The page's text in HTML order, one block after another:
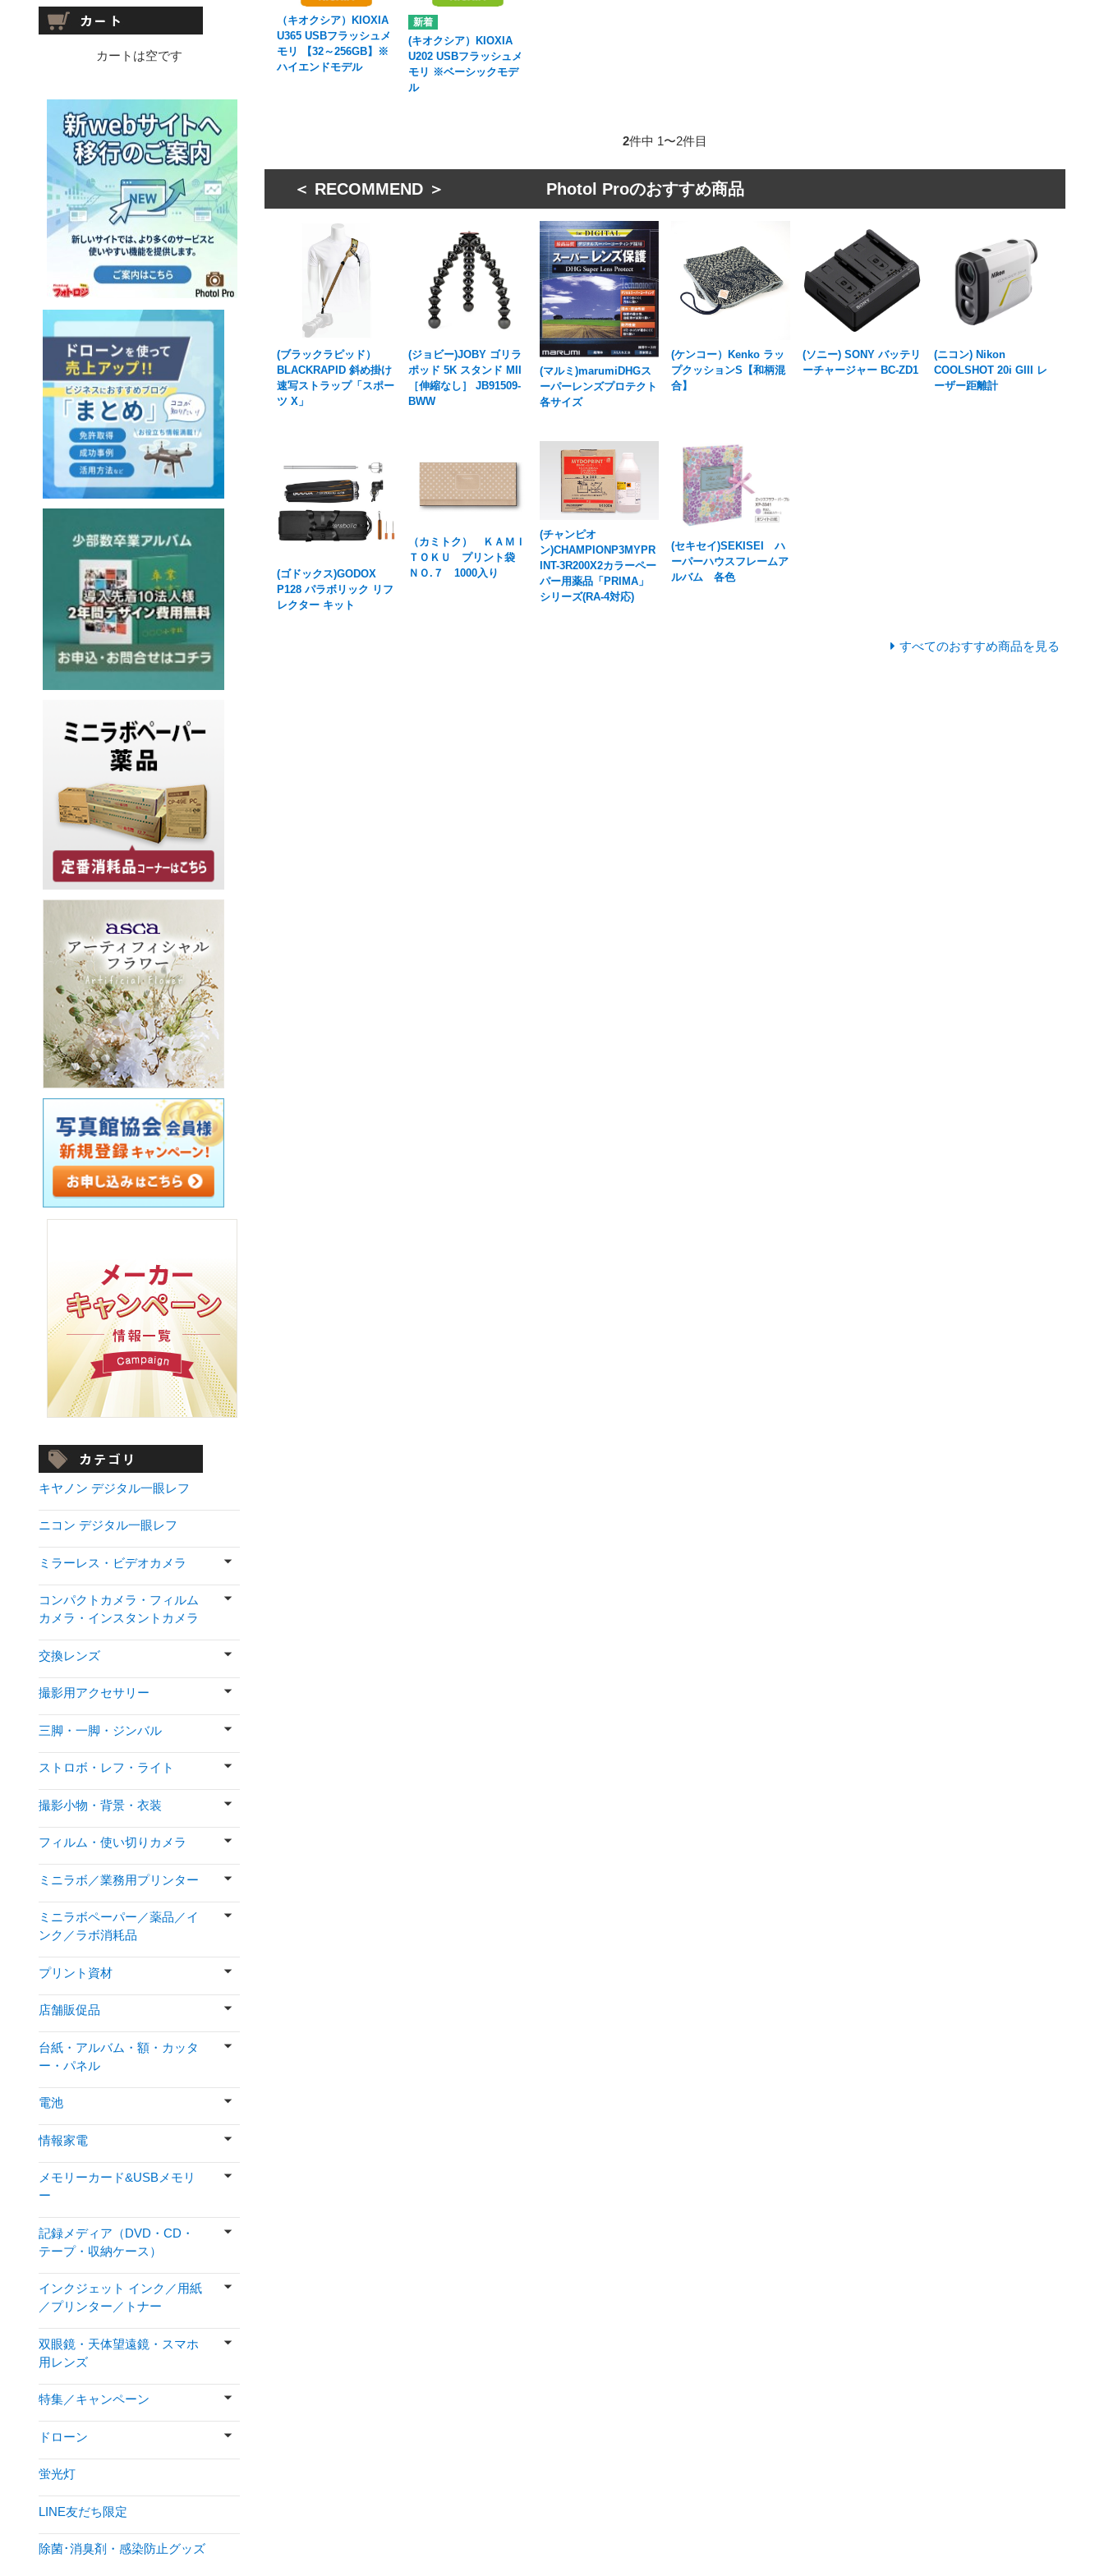
（キオクシア）KIOXIA
U365 USBフラッシュメ
モリ 【32～256GB】※
ハイエンドモデル
(キオクシア）KIOXIA
U202 USBフラッシュメ
モリ ※ベーシックモデ
ル
2件中 1〜2件目
＜ RECOMMEND ＞ Photol Proのおすすめ商品
(ブラックラピッド）
BLACKRAPID 斜め掛け
速写ストラップ「スポー
ツ X」
(ジョビー)JOBY ゴリラ
ポッド 5K スタンド MII
［伸縮なし］ JB91509-
BWW
(マルミ)marumiDHGス
ーパーレンズプロテクト
各サイズ
(ケンコー）Kenko ラッ
プクッションS【和柄混
合】
(ソニー) SONY バッテリ
ーチャージャー BC-ZD1
(ニコン) Nikon
COOLSHOT 20i GIII レ
ーザー距離計
(ゴドックス)GODOX
P128 パラボリック リフ
レクター キット
（カミトク） ＫＡＭＩ
ＴＯＫＵ プリント袋
ＮＯ.７ 1000入り
(チャンピオ
ン)CHAMPIONP3MYPR
INT-3R200X2カラーペー
パー用薬品「PRIMA」
シリーズ(RA-4対応)
(セキセイ)SEKISEI ハ
ーパーハウスフレームア
ルバム 各色
すべてのおすすめ商品を見る
カートは空です
キヤノン デジタル一眼レフ
ニコン デジタル一眼レフ
ミラーレス・ビデオカメラ
コンパクトカメラ・フィルム
カメラ・インスタントカメラ
交換レンズ
撮影用アクセサリー
三脚・一脚・ジンバル
ストロボ・レフ・ライト
撮影小物・背景・衣装
フィルム・使い切りカメラ
ミニラボ／業務用プリンター
ミニラボペーパー／薬品／イ
ンク／ラボ消耗品
プリント資材
店舗販促品
台紙・アルバム・額・カッタ
ー・パネル
電池
情報家電
メモリーカード&USBメモリ
ー
記録メディア（DVD・CD・
テープ・収納ケース）
インクジェット インク／用紙
／プリンター／トナー
双眼鏡・天体望遠鏡・スマホ
用レンズ
特集／キャンペーン
ドローン
蛍光灯
LINE友だち限定
除菌･消臭剤・感染防止グッズ